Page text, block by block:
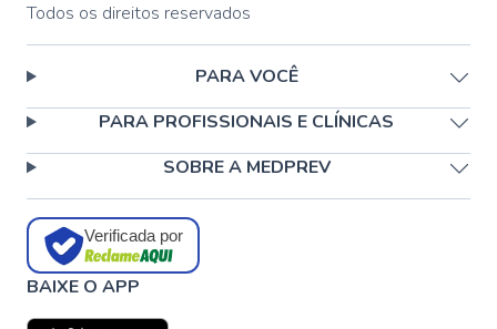
Todos os direitos reservados
PARA VOCÊ
PARA PROFISSIONAIS E CLÍNICAS
SOBRE A MEDPREV
Verificada por
BAIXE O APP